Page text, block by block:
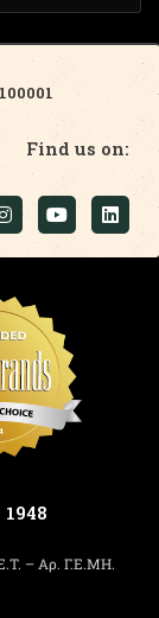
Find us on:
– Αρ. Γ.Ε.ΜΗ.